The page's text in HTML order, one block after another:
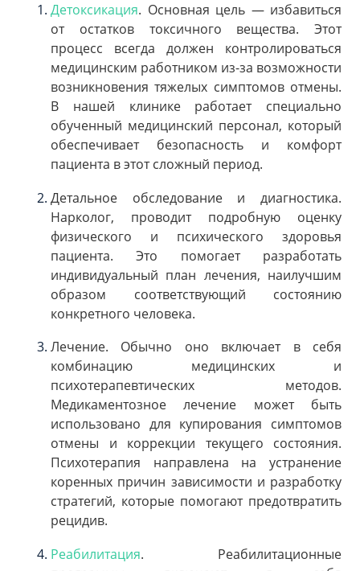
Детоксикация. Основная цель — избавиться
от остатков токсичного вещества. Этот
процесс всегда должен контролироваться
медицинским работником из-за возможности
возникновения тяжелых симптомов отмены.
В нашей клинике работает специально
обученный медицинский персонал, который
обеспечивает безопасность и комфорт
пациента в этот сложный период.
Детальное обследование и диагностика.
Нарколог, проводит подробную оценку
физического и психического здоровья
пациента. Это помогает разработать
индивидуальный план лечения, наилучшим
образом соответствующий состоянию
конкретного человека.
Лечение. Обычно оно включает в себя
комбинацию медицинских и
психотерапевтических методов.
Медикаментозное лечение может быть
использовано для купирования симптомов
отмены и коррекции текущего состояния.
Психотерапия направлена на устранение
коренных причин зависимости и разработку
стратегий, которые помогают предотвратить
рецидив.
Реабилитация. Реабилитационные